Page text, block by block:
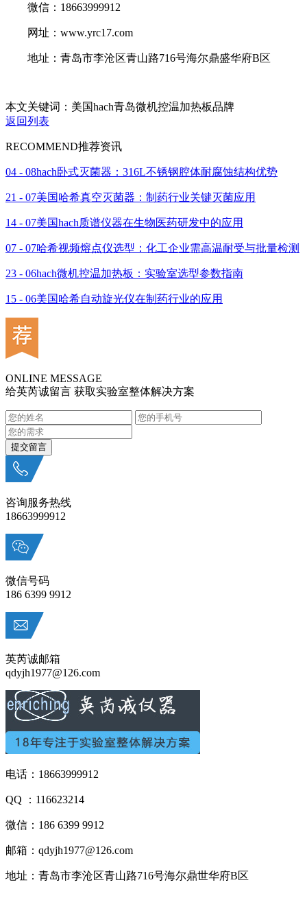
微信：18663999912
网址：www.yrc17.com
地址：青岛市李沧区青山路716号海尔鼎盛华府B区
本文关键词：美国hach青岛微机控温加热板品牌
返回列表
RECOMMEND推荐资讯
04 - 08hach卧式灭菌器：316L不锈钢腔体耐腐蚀结构优势
21 - 07美国哈希真空灭菌器：制药行业关键灭菌应用
14 - 07美国hach质谱仪器在生物医药研发中的应用
07 - 07哈希视频熔点仪选型：化工企业需高温耐受与批量检测
23 - 06hach微机控温加热板：实验室选型参数指南
15 - 06美国哈希自动旋光仪在制药行业的应用
ONLINE MESSAGE
给英芮诚留言 获取实验室整体解决方案
咨询服务热线
18663999912
微信号码
186 6399 9912
英芮诚邮箱
qdyjh1977@126.com
电话：18663999912
QQ ：116623214
微信：186 6399 9912
邮箱：qdyjh1977@126.com
地址：青岛市李沧区青山路716号海尔鼎世华府B区